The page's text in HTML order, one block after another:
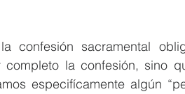
confesión sacramental
la confesión, sino
especifícamente algún